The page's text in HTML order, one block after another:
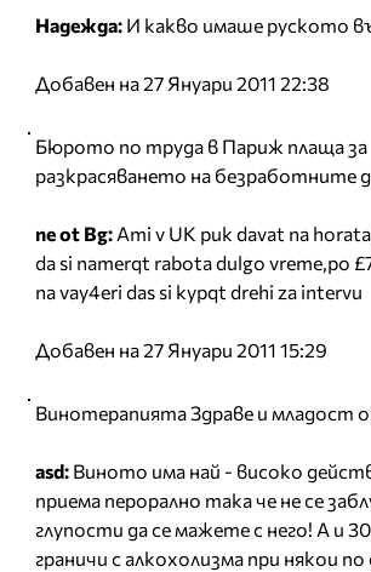
Надежда: И какво имаше руското
Добавен на 27 Януари 2011 22:38
Бюрото по труда в Париж плаща за
разкрасяването на безработните
ne ot Bg: Ami v UK puk davat na
da si namerqt rabota dulgo vreme,po
na vay4eri das si kypqt drehi za intervu
Добавен на 27 Януари 2011 15:29
Винотерапията Здраве и младост
asd: Виното има най - високо
приема перорално така че не се
глупости да се мажете с него! А и
граничи с алкохолизма при някои